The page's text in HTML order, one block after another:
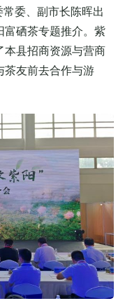
委、副市长陈晖出
富硒茶专题推介。紫
本县招商资源与营商
茶友前去合作与游